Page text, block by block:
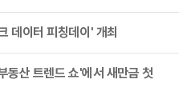
데이터 피칭데이' 개최
산 트렌드 쇼'에서 새만금 첫